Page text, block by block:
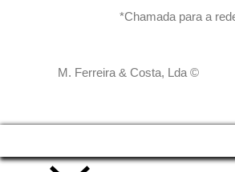
*Chamada para a
M. Ferreira & Costa, Lda ©